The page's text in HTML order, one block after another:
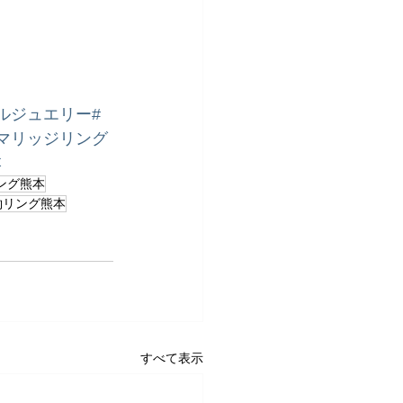
ジュエリー#
リッジリング
グ熊本
ング熊本
すべて表示